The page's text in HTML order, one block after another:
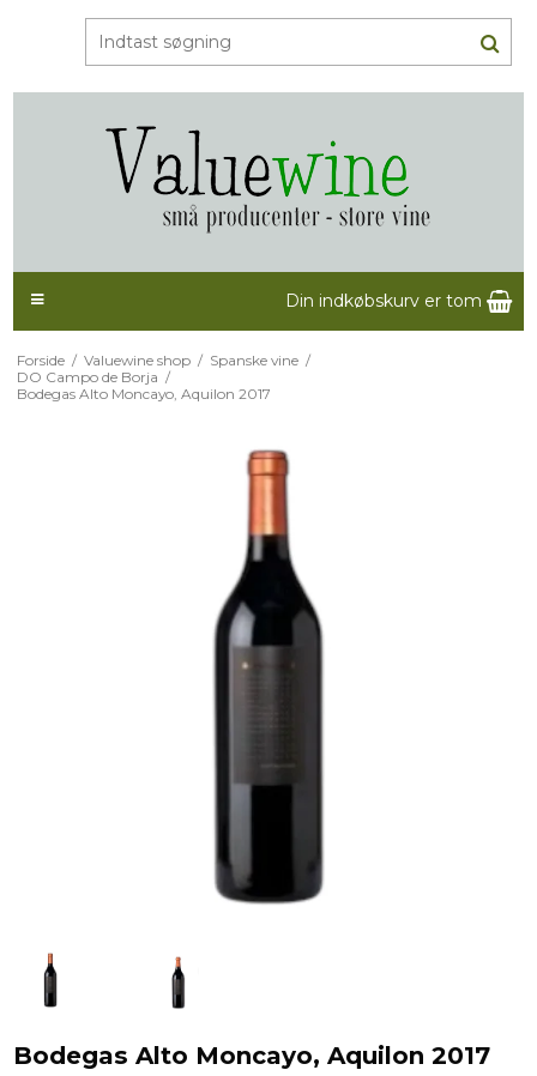
Din indkøbskurv er tom
Forside / Valuewine shop / Spanske vine /
DO Campo de Borja /
Bodegas Alto Moncayo, Aquilon 2017
Bodegas Alto Moncayo, Aquilon 2017